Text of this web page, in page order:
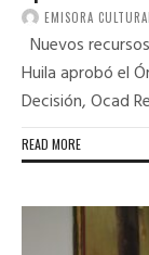
EMISORA
Nuevos
Huila aprobó el
Decisión, Ocad
READ MORE